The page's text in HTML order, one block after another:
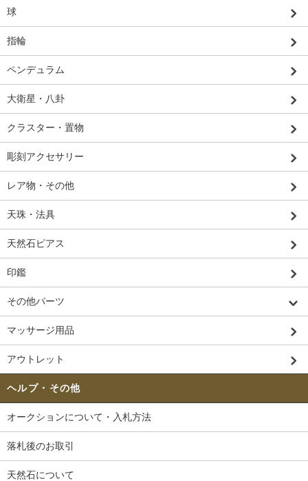
球
指輪
ペンデュラム
大衛星・八卦
クラスター・置物
彫刻アクセサリー
レア物・その他
天珠・法具
天然石ピアス
印鑑
その他パーツ
マッサージ用品
アウトレット
ヘルプ・その他
オークションについて・入札方法
落札後のお取引
天然石について